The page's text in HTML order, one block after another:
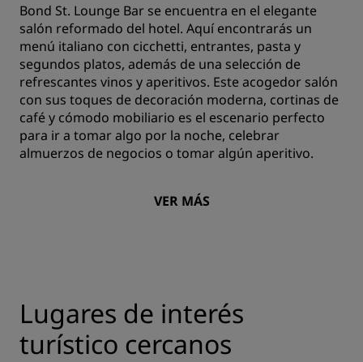
Bond St. Lounge Bar se encuentra en el elegante
salón reformado del hotel. Aquí encontrarás un
menú italiano con cicchetti, entrantes, pasta y
segundos platos, además de una selección de
refrescantes vinos y aperitivos. Este acogedor salón
con sus toques de decoración moderna, cortinas de
café y cómodo mobiliario es el escenario perfecto
para ir a tomar algo por la noche, celebrar
almuerzos de negocios o tomar algún aperitivo.
VER MÁS
Lugares de interés
turístico cercanos